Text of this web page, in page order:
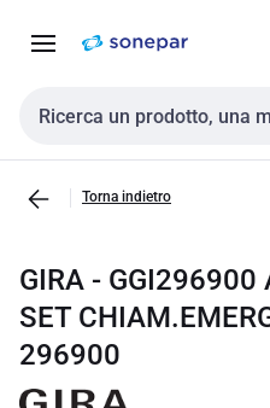
navigazione alla
Cerca input
Torna indietro
GIRA - GGI296900
SET
296900